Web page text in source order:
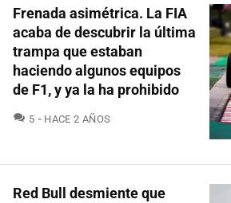
Frenada asimétrica. La FIA
acaba de descubrir la última
trampa que estaban
haciendo algunos equipos
de F1, y ya la ha prohibido
5 COMENTARIOS
HACE 2 AÑOS
Red Bull desmiente que